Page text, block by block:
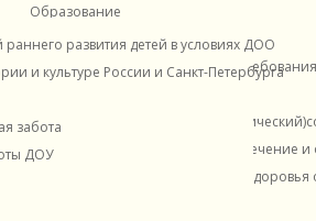
НАШИ ОТВЕТЫ НА ВАШИ ВОПРОСЫ
Ваши замечания и жалобы
ВАШИ ПРЕДЛОЖЕНИЯ и ПОЖЕЛАНИЯ
ИНФОРМАЦИОННАЯ БЕЗОПАСНОСТЬ
БЕЗОПАСНОСТЬ РЕБЕНКА
ФОП
Образование
Образование детей с ОВЗ
Образовательные стандарты и требования
Педагогический (научно-
Материально-техническое обеспечение
Организация питания и охраны
развития детей в условиях ДОО
и культуре России и Санкт-Петербурга
забота
ДОУ
вида Московского района
сайте ГБДОУ №18
детей дошкольного